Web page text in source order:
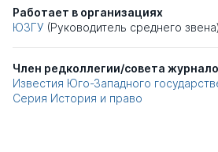
Работает в организациях
ЮЗГУ (Руководитель среднего звена)
Член редколлегии/совета
Известия Юго-Западного
Серия История и право